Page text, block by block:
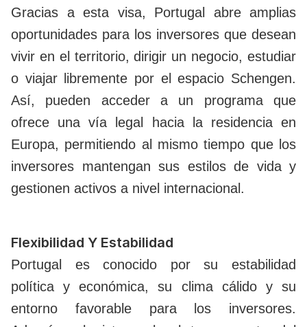
Gracias a esta visa, Portugal abre amplias
oportunidades para los inversores que desean
vivir en el territorio, dirigir un negocio, estudiar
o viajar libremente por el espacio Schengen.
Así, pueden acceder a un programa que
ofrece una vía legal hacia la residencia en
Europa, permitiendo al mismo tiempo que los
inversores mantengan sus estilos de vida y
gestionen activos a nivel internacional.
Flexibilidad Y Estabilidad
Portugal es conocido por su estabilidad
política y económica, su clima cálido y su
entorno favorable para los inversores.